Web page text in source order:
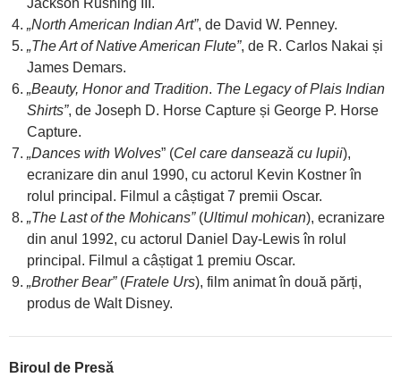
Jackson Rushing III.
„North American Indian Art”, de David W. Penney.
„The Art of Native American Flute”, de R. Carlos Nakai și
James Demars.
„Beauty, Honor and Tradition. The Legacy of Plais Indian
Shirts”, de Joseph D. Horse Capture și George P. Horse
Capture.
„Dances with Wolves” (Cel care dansează cu lupii),
ecranizare din anul 1990, cu actorul Kevin Kostner în
rolul principal. Filmul a câștigat 7 premii Oscar.
„The Last of the Mohicans” (Ultimul mohican), ecranizare
din anul 1992, cu actorul Daniel Day-Lewis în rolul
principal. Filmul a câștigat 1 premiu Oscar.
„Brother Bear” (Fratele Urs), film animat în două părți,
produs de Walt Disney.
Biroul de Presă